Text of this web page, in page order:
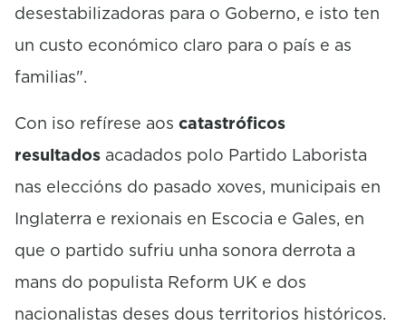
desestabilizadoras para o Goberno, e isto ten
un custo económico claro para o país e as
familias".
Con iso refírese aos catastróficos
resultados acadados polo Partido Laborista
nas eleccións do pasado xoves, municipais en
Inglaterra e rexionais en Escocia e Gales, en
que o partido sufriu unha sonora derrota a
mans do populista Reform UK e dos
nacionalistas deses dous territorios históricos.